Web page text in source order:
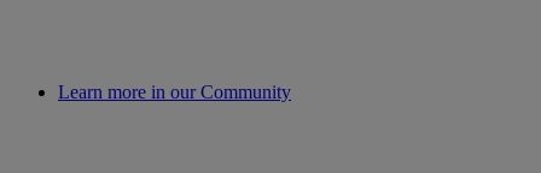
Learn more in our Community